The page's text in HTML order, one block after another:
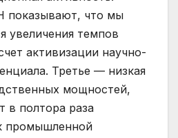
показывают, что мы
увеличения темпов
активизации научно-
Третье — низкая
мощностей,
в полтора раза
промышленной